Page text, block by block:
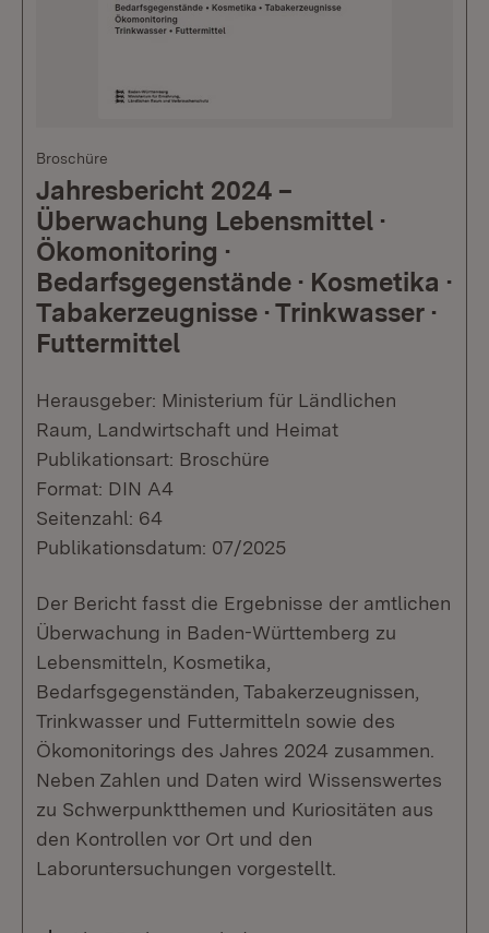
Broschüre
Jahresbericht 2024 –
Überwachung Lebensmittel ·
Ökomonitoring ·
Bedarfsgegenstände · Kosmetika ·
Tabakerzeugnisse · Trinkwasser ·
Futtermittel
Herausgeber: Ministerium für Ländlichen
Raum, Landwirtschaft und Heimat
Publikationsart: Broschüre
Format: DIN A4
Seitenzahl: 64
Publikationsdatum: 07/2025
Der Bericht fasst die Ergebnisse der amtlichen
Überwachung in Baden-Württemberg zu
Lebensmitteln, Kosmetika,
Bedarfsgegenständen, Tabakerzeugnissen,
Trinkwasser und Futtermitteln sowie des
Ökomonitorings des Jahres 2024 zusammen.
Neben Zahlen und Daten wird Wissenswertes
zu Schwerpunktthemen und Kuriositäten aus
den Kontrollen vor Ort und den
Laboruntersuchungen vorgestellt.